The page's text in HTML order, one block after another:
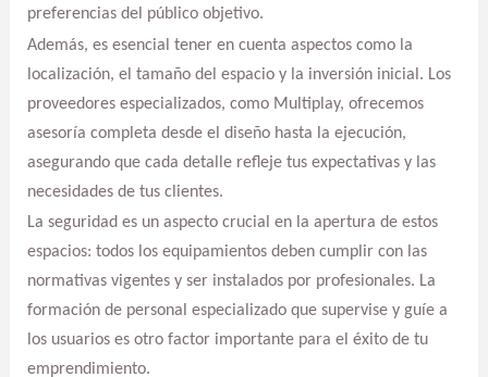
preferencias del público objetivo.
Además, es esencial tener en cuenta aspectos como la
localización, el tamaño del espacio y la inversión inicial. Los
proveedores especializados, como Multiplay, ofrecemos
asesoría completa desde el diseño hasta la ejecución,
asegurando que cada detalle refleje tus expectativas y las
necesidades de tus clientes.
La seguridad es un aspecto crucial en la apertura de estos
espacios: todos los equipamientos deben cumplir con las
normativas vigentes y ser instalados por profesionales. La
formación de personal especializado que supervise y guíe a
los usuarios es otro factor importante para el éxito de tu
emprendimiento.